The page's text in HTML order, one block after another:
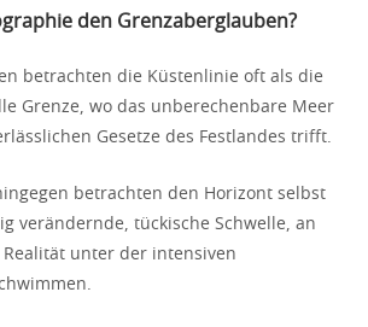
den Grenzaberglauben?
betrachten die Küstenlinie oft als die
Grenze, wo das unberechenbare Meer
Gesetze des Festlandes trifft.
betrachten den Horizont selbst
verändernde, tückische Schwelle, an
unter der intensiven